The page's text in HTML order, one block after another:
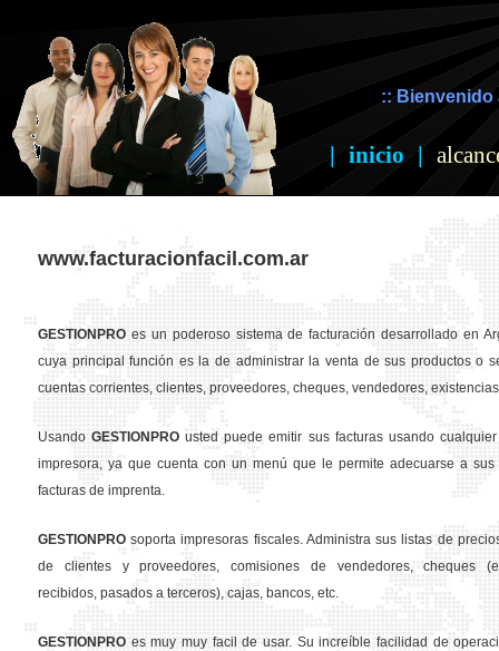
:: Bienvenido
| inicio |
www.facturacionfacil.com.ar
GESTION PRO es un poderoso sistema de facturación desarrollado en
cuya principal función es la de administrar la venta de sus productos o
cuentas corrientes, clientes, proveedores, cheques, vendedores,
Usando GESTION PRO usted puede emitir sus facturas usando
impresora, ya que cuenta con un menú que le permite adecuarse a sus
facturas de imprenta.
GESTION PRO soporta impresoras fiscales. Administra sus listas de
de clientes y proveedores, comisiones de vendedores, cheques
recibidos, pasados a terceros), cajas, bancos, etc.
GESTION PRO es muy muy facil de usar. Su increíble facilidad de